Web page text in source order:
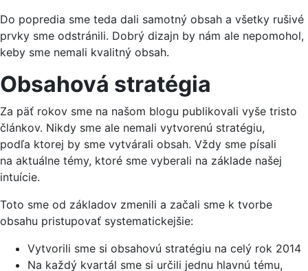
Do popredia sme teda dali samotný obsah a všetky rušivé
prvky sme odstránili. Dobrý dizajn by nám ale nepomohol,
keby sme nemali kvalitný obsah.
Obsahová stratégia
Za päť rokov sme na našom blogu publikovali vyše tristo
článkov. Nikdy sme ale nemali vytvorenú stratégiu,
podľa ktorej by sme vytvárali obsah. Vždy sme písali
na aktuálne témy, ktoré sme vyberali na základe našej
intuície.
Toto sme od základov zmenili a začali sme k tvorbe
obsahu pristupovať systematickejšie:
Vytvorili sme si obsahovú stratégiu na celý rok 2014
Na každý kvartál sme si určili jednu hlavnú tému,